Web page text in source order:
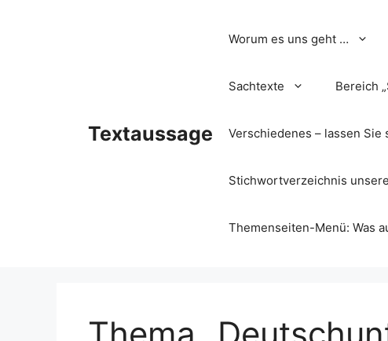
Textaussage
Worum es uns geht …
Sachtexte Bereich
Verschiedenes – lassen Sie
Stichwortverzeichnis
Themenseiten-Menü: Was